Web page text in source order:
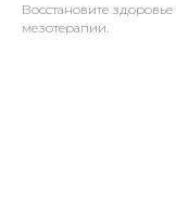
Восстановите
мезотерапии.